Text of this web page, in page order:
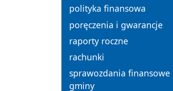
polityka finansowa
poręczenia i gwarancje
raporty roczne
rachunki
sprawozdania finansowe
gminy